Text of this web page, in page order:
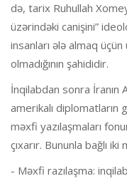
də, tarix Ruhullah
üzərindəki canişini”
insanları ələ almaq
olmadığının şahididir.
İnqilabdan sonra İranın
amerikalı diplomatların
məxfi yazılaşmaları
çıxarır. Bununla bağlı
- Məxfi razılaşma: